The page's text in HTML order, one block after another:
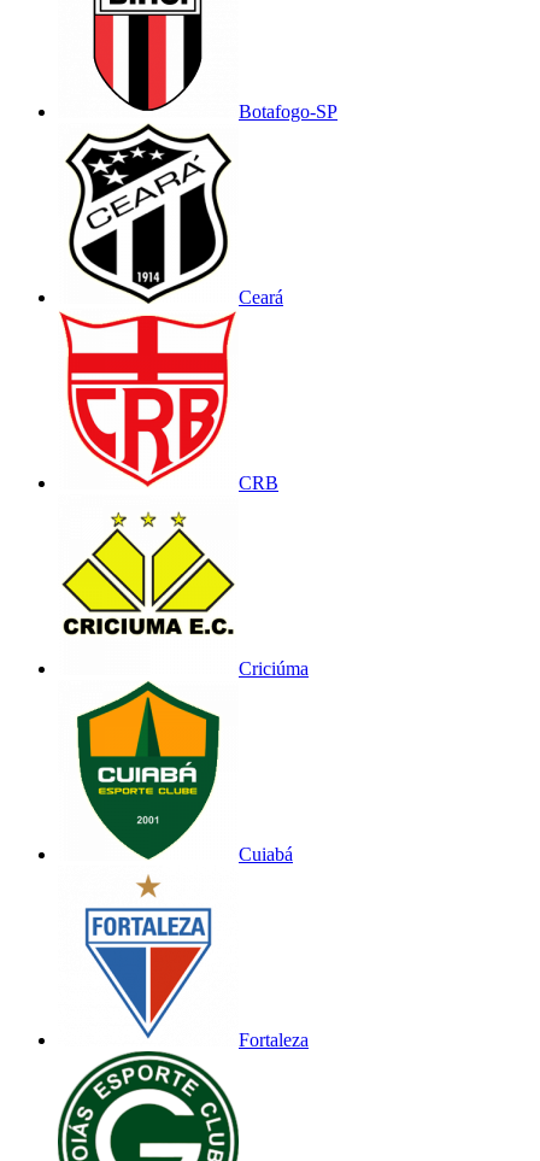
Botafogo-SP
Ceará
CRB
Criciúma
Cuiabá
Fortaleza